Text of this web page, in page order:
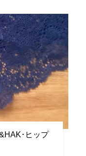
･ヒップ